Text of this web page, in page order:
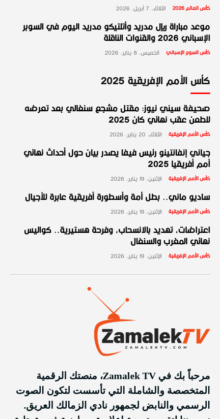
كأس العالم 2026 الثلاثاء، 7 أبريل، 2026
موعد مباراة ريال مدريد وأتلتيكو مدريد اليوم في السوبر
الإسباني 2026 والقنوات الناقلة
كأس السوبر الإسباني الخميس، 8 يناير، 2026
كأس الأمم الإفريقية 2025
صحيفة سيني نيوز: مقتل مشجع سنغالي بعد تعرضه
للطعن عقب نهائي كان 2025
كأس الأمم الإفريقية الثلاثاء، 20 يناير، 2026
جياني إنفانتينو رئيس فيفا يصدر بيان حول أحداث نهائي
أمم أفريقيا 2025
كأس الأمم الإفريقية الإثنين، 19 يناير، 2026
ساديو ماني.. بطل أمة وأسطورة أفريقية عابرة للأجيال
كأس الأمم الإفريقية الإثنين، 19 يناير، 2026
اعتراضات، تهديد بالانسحاب، وفرحة هستيرية.. كواليس
نهائي المغرب والسنغال
كأس الأمم الإفريقية الإثنين، 19 يناير، 2026
مرحباً بك في Zamalek TV، منصتك الرقمية
المتخصصة والشاملة التي تأسست لتكون الصوت
الرسمي والنابض لجمهور نادي الزمالك العريق.